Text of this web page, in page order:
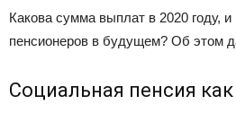
Какова сумма выплат в 2020 году,
пенсионеров в будущем? Об этом
Социальная пенсия